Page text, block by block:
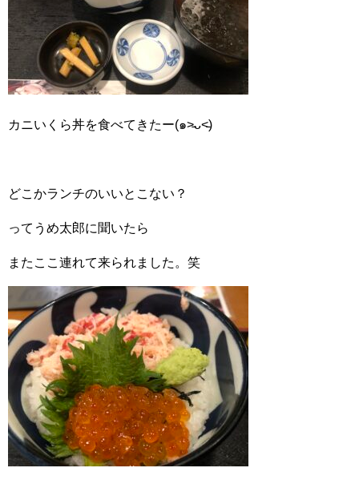
カニいくら丼を食べてきたー(๑˃̵ᴗ˂̵)
どこかランチのいいとこない？
ってうめ太郎に聞いたら
またここ連れて来られました。笑